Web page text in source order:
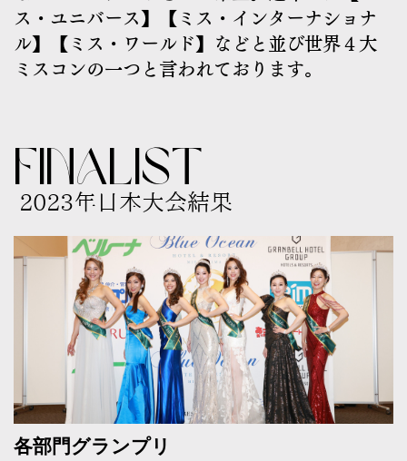
ス・ユニバース】【ミス・インターナショナ
ル】【ミス・ワールド】などと並び世界４大
ミスコンの一つと言われております。
FINALIST
2023年日本大会結果
各部門グランプリ